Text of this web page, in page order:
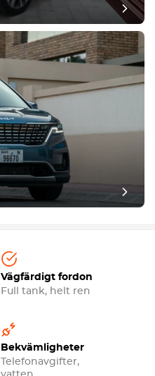
Vägfärdigt fordon
Full tank, helt ren
Bekvämligheter
Telefonavgifter,